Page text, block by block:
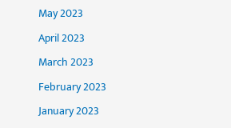
May 2023
April 2023
March 2023
February 2023
January 2023